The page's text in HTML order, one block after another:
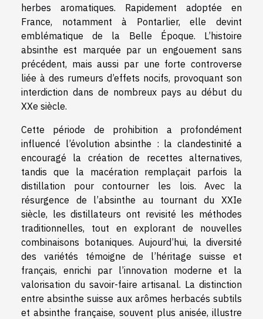
herbes aromatiques. Rapidement adoptée en
France, notamment à Pontarlier, elle devint
emblématique de la Belle Époque. L’histoire
absinthe est marquée par un engouement sans
précédent, mais aussi par une forte controverse
liée à des rumeurs d’effets nocifs, provoquant son
interdiction dans de nombreux pays au début du
XXe siècle.
Cette période de prohibition a profondément
influencé l’évolution absinthe : la clandestinité a
encouragé la création de recettes alternatives,
tandis que la macération remplaçait parfois la
distillation pour contourner les lois. Avec la
résurgence de l’absinthe au tournant du XXIe
siècle, les distillateurs ont revisité les méthodes
traditionnelles, tout en explorant de nouvelles
combinaisons botaniques. Aujourd’hui, la diversité
des variétés témoigne de l’héritage suisse et
français, enrichi par l’innovation moderne et la
valorisation du savoir-faire artisanal. La distinction
entre absinthe suisse aux arômes herbacés subtils
et absinthe française, souvent plus anisée, illustre